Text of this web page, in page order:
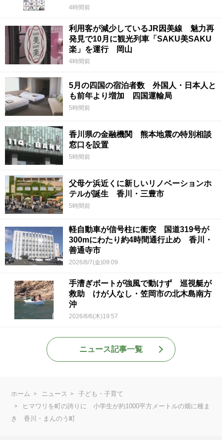
4時間前
利用客が減少しているJR因美線 魅力再
発見で10月に観光列車「SAKU美SAKU
楽」を運行 岡山
4時間前
5月の四国の宿泊者数 外国人・日本人と
も前年より増加 四国運輸局
5時間前
香川県の金融機関 熊本地震の特別相談
窓口を設置
5時間前
父母ケ浜近くに新しいリノベーションホ
テルが誕生 香川・三豊市
5時間前
軽自動車が信号柱に衝突 国道319号が
300mにわたり約4時間通行止め 香川・
善通寺市
2026/8/7(金)09:09
手漕ぎボートが強風で動けず 巡視艇が
救助 けが人なし・笠岡市の北木島南方
沖
2026/8/6(木)19:57
ニュース記事一覧
ホーム ニュース
子ども・子育て
ヒマワリを町の誇りに 小学生が約1000平方メートルの畑に種ま
き 香川・まんのう町